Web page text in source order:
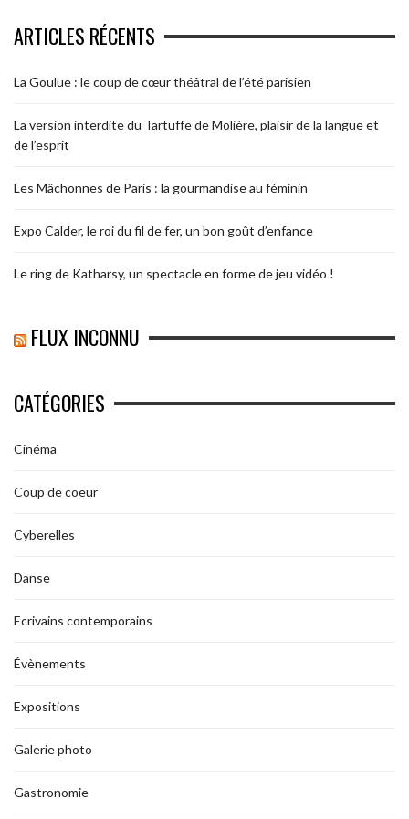
ARTICLES RÉCENTS
La Goulue : le coup de cœur théâtral de l’été parisien
La version interdite du Tartuffe de Molière, plaisir de la langue et
de l’esprit
Les Mâchonnes de Paris : la gourmandise au féminin
Expo Calder, le roi du fil de fer, un bon goût d’enfance
Le ring de Katharsy, un spectacle en forme de jeu vidéo !
FLUX INCONNU
CATÉGORIES
Cinéma
Coup de coeur
Cyberelles
Danse
Ecrivains contemporains
Évènements
Expositions
Galerie photo
Gastronomie